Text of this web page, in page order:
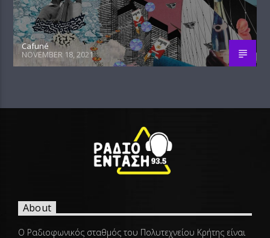
Cafuné
NOVEMBER 18, 2021
About
Ο Ραδιοφωνικός σταθμός του Πολυτεχνείου Κρήτης είναι